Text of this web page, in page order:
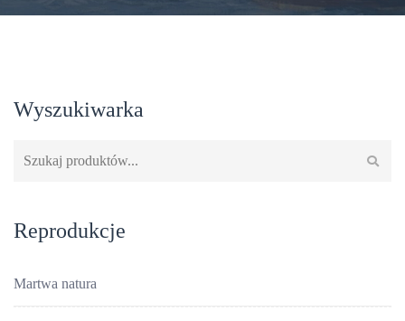
Wyszukiwarka
Reprodukcje
Martwa natura